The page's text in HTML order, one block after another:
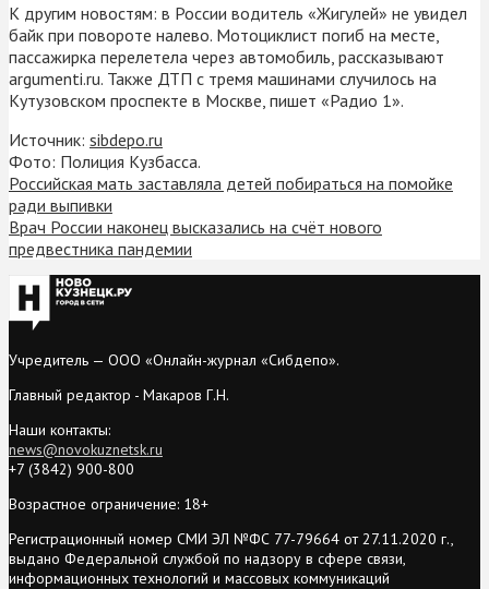
К другим новостям: в России водитель «Жигулей» не увидел
байк при повороте налево. Мотоциклист погиб на месте,
пассажирка перелетела через автомобиль, рассказывают
argumenti.ru. Также ДТП с тремя машинами случилось на
Кутузовском проспекте в Москве, пишет «Радио 1».
Источник: sibdepo.ru
Фото: Полиция Кузбасса.
Российская мать заставляла детей побираться на помойке
ради выпивки
Врач России наконец высказались на счёт нового
предвестника пандемии
Учредитель — ООО «Онлайн-журнал «Сибдепо».
Главный редактор - Макаров Г.Н.
Наши контакты:
news@novokuznetsk.ru
+7 (3842) 900-800
Возрастное ограничение: 18+
Регистрационный номер СМИ ЭЛ №ФС 77-79664 от 27.11.2020 г.,
выдано Федеральной службой по надзору в сфере связи,
информационных технологий и массовых коммуникаций